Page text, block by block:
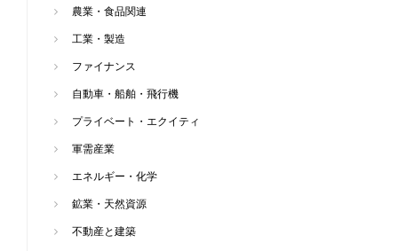
農業・食品関連
工業・製造
ファイナンス
自動車・船舶・飛行機
プライベート・エクイティ
軍需産業
エネルギー・化学
鉱業・天然資源
不動産と建築